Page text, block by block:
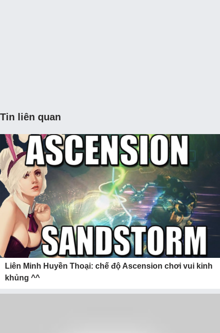
Tin liên quan
Liên Minh Huyền Thoại: chế độ Ascension chơi vui kinh
khủng ^^